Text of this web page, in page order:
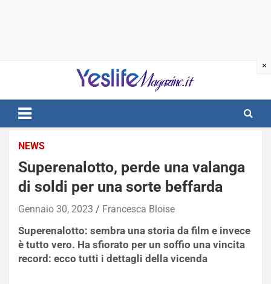
notizie di intrattenimento
NEWS
Superenalotto, perde una valanga
di soldi per una sorte beffarda
Gennaio 30, 2023 Francesca Bloise
Superenalotto: sembra una storia da film e invece
è tutto vero. Ha sfiorato per un soffio una vincita
record: ecco tutti i dettagli della vicenda